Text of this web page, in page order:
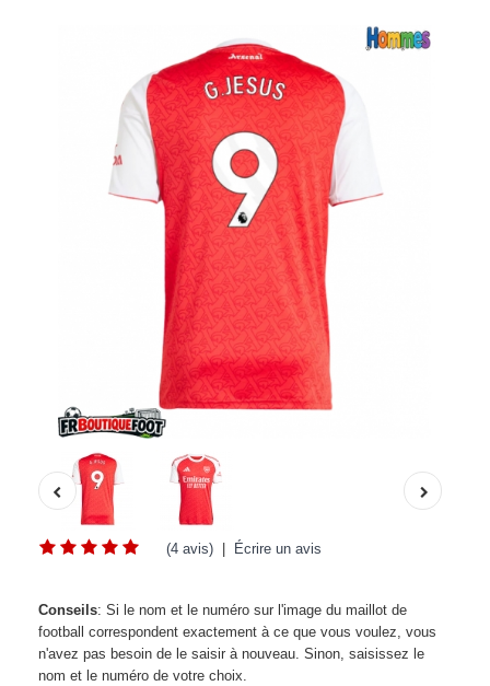
(4 avis) Écrire un avis
Conseils: Si le nom et le numéro sur l'image du maillot de
football correspondent exactement à ce que vous voulez, vous
n'avez pas besoin de le saisir à nouveau. Sinon, saisissez le
nom et le numéro de votre choix.